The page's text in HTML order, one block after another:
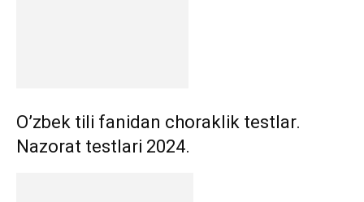
O’zbek tili fanidan choraklik testlar.
Nazorat testlari 2024.